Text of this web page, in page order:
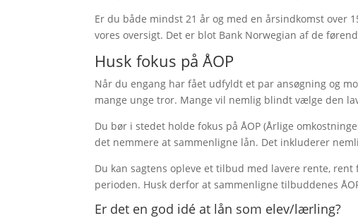
Er du både mindst 21 år og med en årsindkomst
vores oversigt. Det er blot Bank Norwegian af de
Husk fokus på ÅOP
Når du engang har fået udfyldt et par ansøgning og
mange unge tror. Mange vil nemlig blindt vælge den
Du bør i stedet holde fokus på ÅOP (Årlige
det nemmere at sammenligne lån. Det inkluderer
Du kan sagtens opleve et tilbud med lavere rente,
perioden. Husk derfor at sammenligne tilbuddenes
Er det en god idé at lån som elev/lærling?